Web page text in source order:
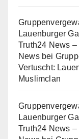
Lauenburger
Truth24 News
Newsbei
Vertuscht:
Muslimclan
Lauenburger
Truth24 News